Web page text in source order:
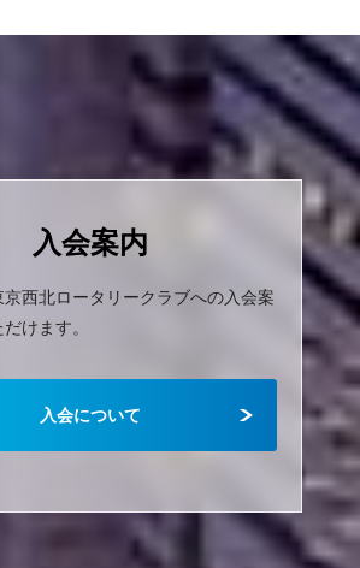
入会案内
京西北ロータリークラブへの入会案
けます。
入会について